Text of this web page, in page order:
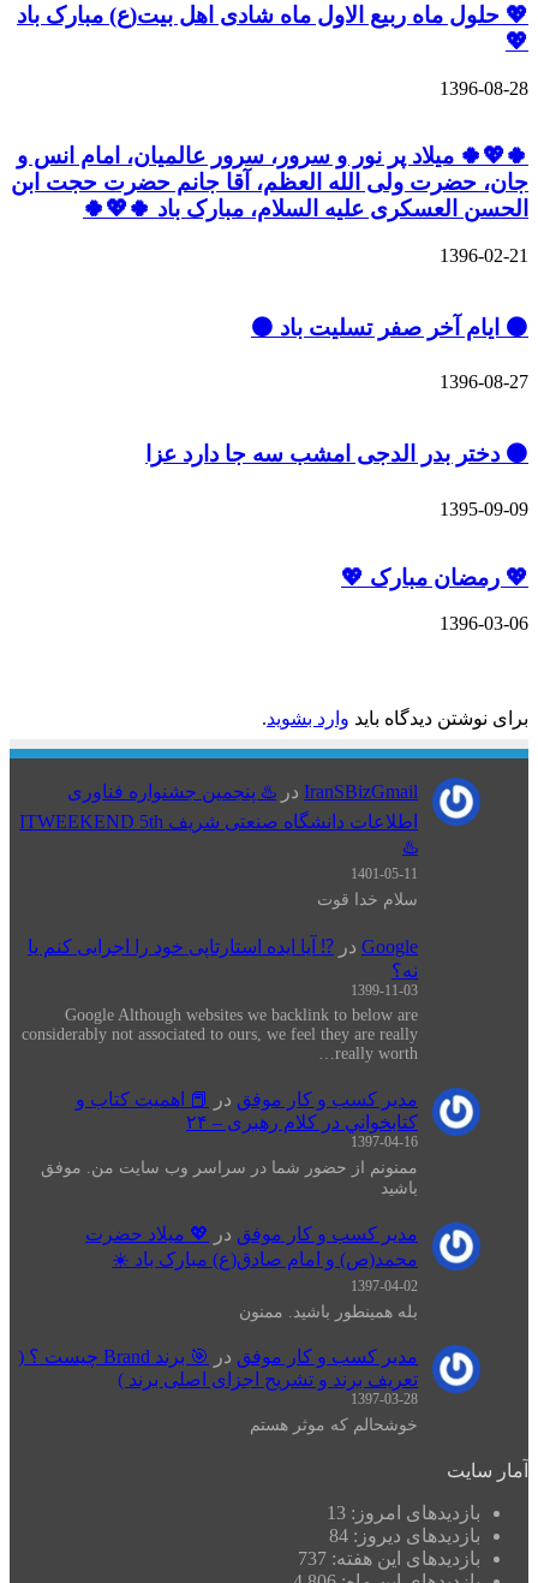
💖 حلول ماه ربیع الاول ماه شادی اهل بیت(ع) مبارک باد
💖
1396-08-28
🍀💖🍀 میلاد پر نور و سرور، سرور عالمیان، امام انس و
جان، حضرت ولی الله العظم، آقا جانم حضرت حجت ابن
الحسن العسکری علیه السلام، مبارک باد 🍀💖🍀
1396-02-21
⚫️ ایام آخر صفر تسلیت باد ⚫️
1396-08-27
⚫️ دختر بدر الدجی امشب سه جا دارد عزا
1395-09-09
💖 رمضان مبارک 💖
1396-03-06
برای نوشتن دیدگاه باید وارد بشوید.
IranSBizGmail در ♨️ پنجمین جشنواره فناوری
اطلاعات دانشگاه صنعتی شریف ITWEEKEND 5th
♨️
1401-05-11
سلام خدا قوت
Google در ⁉️ آیا ایده استارتاپی خود را اجرایی کنم یا
نه؟
1399-11-03
Google Although websites we backlink to below are
considerably not associated to ours, we feel they are really
really worth…
مدیر کسب و کار موفق در
📕 اهميت كتاب و
كتابخواني در كلام رهبری – ۲۴
1397-04-16
ممنونم از حضور شما در سراسر وب سایت من. موفق
باشید
مدیر کسب و کار موفق در
💖 میلاد حضرت
محمد(ص) و امام صادق(ع) مبارک باد ☀️
1397-04-02
بله همینطور باشید. ممنون
مدیر کسب و کار موفق در
🎯 برند Brand چیست ؟ (
تعریف برند و تشریح اجزای اصلی برند )
1397-03-28
خوشحالم که موثر هستم
آمار سایت
بازدیدهای امروز: 13
بازدیدهای دیروز: 84
بازدیدهای این هفته: 737